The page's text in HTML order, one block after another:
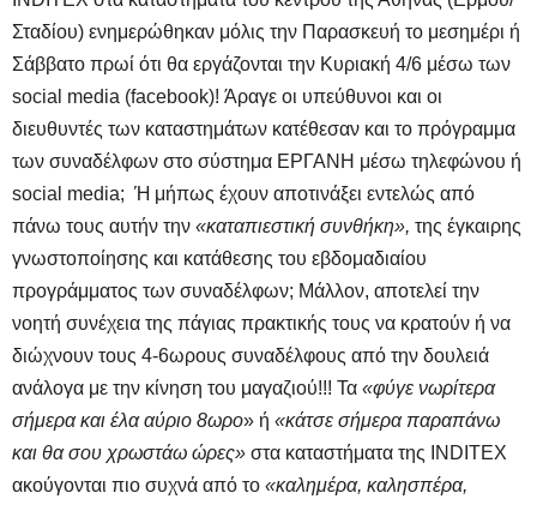
Σταδίου) ενημερώθηκαν μόλις την Παρασκευή το μεσημέρι ή
Σάββατο πρωί ότι θα εργάζονται την Κυριακή 4/6 μέσω των
social media (facebook)! Άραγε οι υπεύθυνοι και οι
διευθυντές των καταστημάτων κατέθεσαν και το πρόγραμμα
των συναδέλφων στο σύστημα ΕΡΓΑΝΗ μέσω τηλεφώνου ή
social media; Ή μήπως έχουν αποτινάξει εντελώς από
πάνω τους αυτήν την «καταπιεστική συνθήκη», της έγκαιρης
γνωστοποίησης και κατάθεσης του εβδομαδιαίου
προγράμματος των συναδέλφων; Μάλλον, αποτελεί την
νοητή συνέχεια της πάγιας πρακτικής τους να κρατούν ή να
διώχνουν τους 4-6ωρους συναδέλφους από την δουλειά
ανάλογα με την κίνηση του μαγαζιού!!! Τα «φύγε νωρίτερα
σήμερα και έλα αύριο 8ωρο» ή «κάτσε σήμερα παραπάνω
και θα σου χρωστάω ώρες» στα καταστήματα της INDΙTEX
ακούγονται πιο συχνά από το «καλημέρα, καλησπέρα,